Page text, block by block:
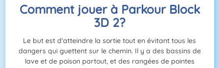
Comment jouer à Parkour Block
3D 2?
Le but est d'atteindre la sortie tout en évitant tous les
dangers qui guettent sur le chemin. Il y a des bassins de
lave et de poison partout, et des rangées de pointes